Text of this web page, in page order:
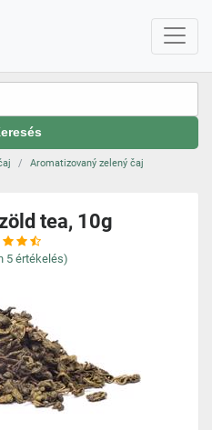
Aromatizovaný zelený čaj
tea, 10g
5 értékelés)